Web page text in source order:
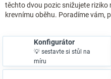
těchto dvou pozic snižujete
krevnímu oběhu. Poradíme vám,
Konfigurátor
💡 sestavte si stůl na
míru